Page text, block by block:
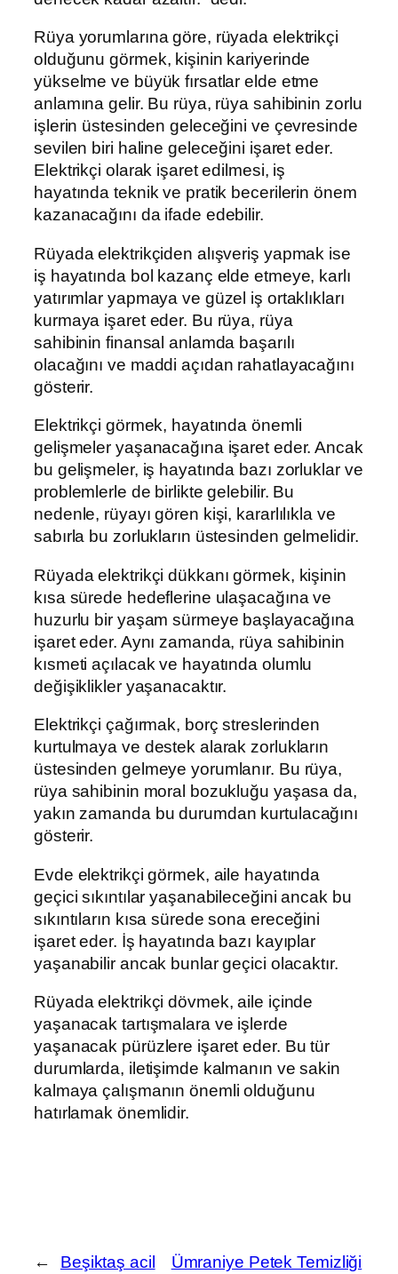
Rüya yorumlarına göre, rüyada elektrikçi
olduğunu görmek, kişinin kariyerinde
yükselme ve büyük fırsatlar elde etme
anlamına gelir. Bu rüya, rüya sahibinin zorlu
işlerin üstesinden geleceğini ve çevresinde
sevilen biri haline geleceğini işaret eder.
Elektrikçi olarak işaret edilmesi, iş
hayatında teknik ve pratik becerilerin önem
kazanacağını da ifade edebilir.
Rüyada elektrikçiden alışveriş yapmak ise
iş hayatında bol kazanç elde etmeye, karlı
yatırımlar yapmaya ve güzel iş ortaklıkları
kurmaya işaret eder. Bu rüya, rüya
sahibinin finansal anlamda başarılı
olacağını ve maddi açıdan rahatlayacağını
gösterir.
Elektrikçi görmek, hayatında önemli
gelişmeler yaşanacağına işaret eder. Ancak
bu gelişmeler, iş hayatında bazı zorluklar ve
problemlerle de birlikte gelebilir. Bu
nedenle, rüyayı gören kişi, kararlılıkla ve
sabırla bu zorlukların üstesinden gelmelidir.
Rüyada elektrikçi dükkanı görmek, kişinin
kısa sürede hedeflerine ulaşacağına ve
huzurlu bir yaşam sürmeye başlayacağına
işaret eder. Aynı zamanda, rüya sahibinin
kısmeti açılacak ve hayatında olumlu
değişiklikler yaşanacaktır.
Elektrikçi çağırmak, borç streslerinden
kurtulmaya ve destek alarak zorlukların
üstesinden gelmeye yorumlanır. Bu rüya,
rüya sahibinin moral bozukluğu yaşasa da,
yakın zamanda bu durumdan kurtulacağını
gösterir.
Evde elektrikçi görmek, aile hayatında
geçici sıkıntılar yaşanabileceğini ancak bu
sıkıntıların kısa sürede sona ereceğini
işaret eder. İş hayatında bazı kayıplar
yaşanabilir ancak bunlar geçici olacaktır.
Rüyada elektrikçi dövmek, aile içinde
yaşanacak tartışmalara ve işlerde
yaşanacak pürüzlere işaret eder. Bu tür
durumlarda, iletişimde kalmanın ve sakin
kalmaya çalışmanın önemli olduğunu
hatırlamak önemlidir.
←
Beşiktaş acil
Ümraniye Petek Temizliği